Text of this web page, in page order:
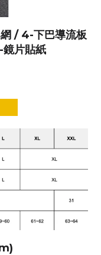
/ 4-下巴導流板
片貼紙